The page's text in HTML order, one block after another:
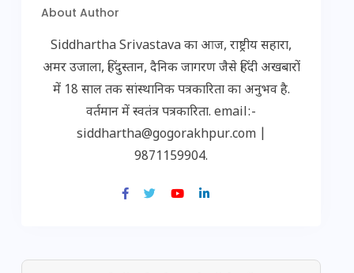
About Author
Siddhartha Srivastava का आज, राष्ट्रीय सहारा,
अमर उजाला, हिंदुस्तान, दैनिक जागरण जैसे हिंदी अखबारों
में 18 साल तक सांस्थानिक पत्रकारिता का अनुभव है.
वर्तमान में स्वतंत्र पत्रकारिता. email:-
siddhartha@gogorakhpur.com |
9871159904.